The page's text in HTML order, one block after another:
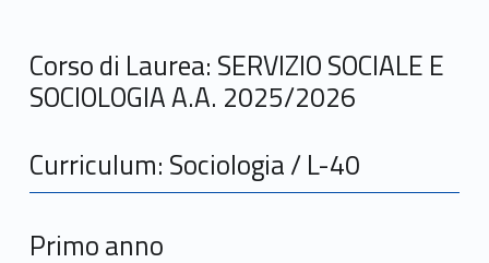
Corso di Laurea: SERVIZIO SOCIALE E
SOCIOLOGIA A.A. 2025/2026
Curriculum: Sociologia / L-40
Primo anno